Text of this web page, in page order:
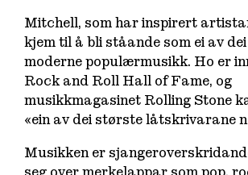
Mitchell, som har inspirert
kjem til å bli ståande som ei av
moderne populærmusikk. Ho er
Rock and Roll Hall of Fame, og
musikkmagasinet Rolling Stone
«ein av dei største låtskrivarane
Musikken er
seg over merkelappar som pop,